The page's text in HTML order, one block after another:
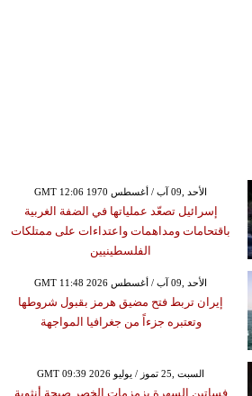
GMT 12:06 1970 الأحد ,09 آب / أغسطس
إسرائيل تصعّد عملياتها في الضفة الغربية
باقتحامات ومداهمات واعتداءات على ممتلكات
الفلسطينيين
GMT 11:48 2026 الأحد ,09 آب / أغسطس
إيران تربط فتح مضيق هرمز بقبول شروطها
وتعتبره جزءاً من جغرافيا المواجهة
GMT 09:39 2026 السبت ,25 تموز / يوليو
فساتين السهرة بزمزمات الخصر صيحة أنثوية